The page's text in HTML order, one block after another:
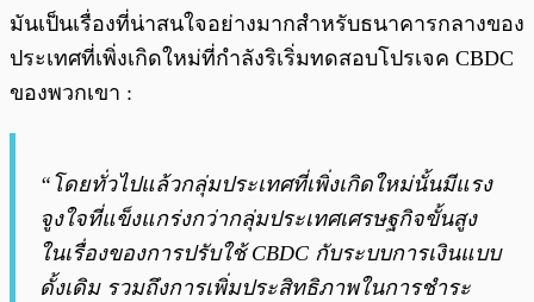
มันเป็นเรื่องที่น่าสนใจอย่างมากสำหรับธนาคารกลางของ
ประเทศที่เพิ่งเกิดใหม่ที่กำลังริเริ่มทดสอบโปรเจค CBDC
ของพวกเขา :
“โดยทั่วไปแล้วกลุ่มประเทศที่เพิ่งเกิดใหม่นั้นมีแรง
จูงใจที่แข็งแกร่งกว่ากลุ่มประเทศเศรษฐกิจขั้นสูง
ในเรื่องของการปรับใช้ CBDC กับระบบการเงินแบบ
ดั้งเดิม รวมถึงการเพิ่มประสิทธิภาพในการชำระ